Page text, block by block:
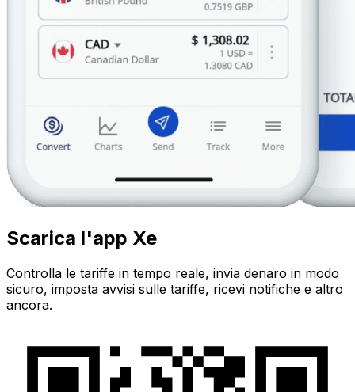
Scarica l'app Xe
Controlla le tariffe in tempo reale, invia denaro in modo
sicuro, imposta avvisi sulle tariffe, ricevi notifiche e altro
ancora.